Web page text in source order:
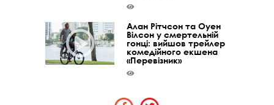
Алан Рітчсон та Оуен
Вілсон у смертельній
гонці: вийшов трейлер
комедійного екшена
«Перевізник»